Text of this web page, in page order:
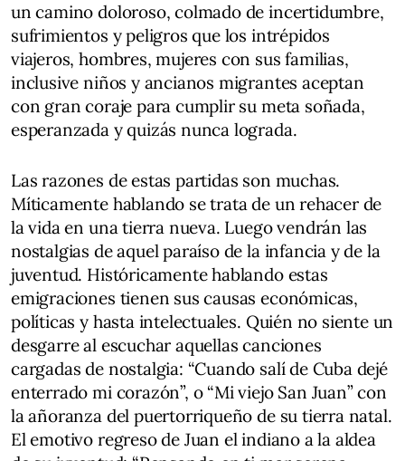
un camino doloroso, colmado de incertidumbre,
sufrimientos y peligros que los intrépidos
viajeros, hombres, mujeres con sus familias,
inclusive niños y ancianos migrantes aceptan
con gran coraje para cumplir su meta soñada,
esperanzada y quizás nunca lograda.
Las razones de estas partidas son muchas.
Míticamente hablando se trata de un rehacer de
la vida en una tierra nueva. Luego vendrán las
nostalgias de aquel paraíso de la infancia y de la
juventud. Históricamente hablando estas
emigraciones tienen sus causas económicas,
políticas y hasta intelectuales. Quién no siente un
desgarre al escuchar aquellas canciones
cargadas de nostalgia: “Cuando salí de Cuba dejé
enterrado mi corazón”, o “Mi viejo San Juan” con
la añoranza del puertorriqueño de su tierra natal.
El emotivo regreso de Juan el indiano a la aldea